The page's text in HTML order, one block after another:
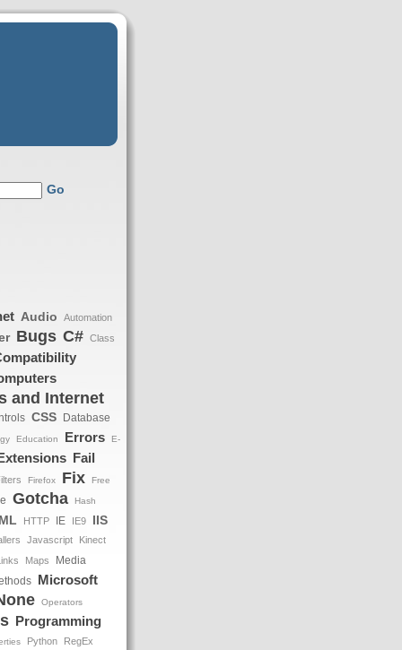
Go
Audio
Automation
Bugs C# Class
and Internet
CSS Database
Education Errors E-
Fail
Firefox Fix Free
Gotcha Hash
HTTP IE IE9 IIS
Javascript Kinect
Links Maps Media
Microsoft
Operators
Programming
Python RegEx